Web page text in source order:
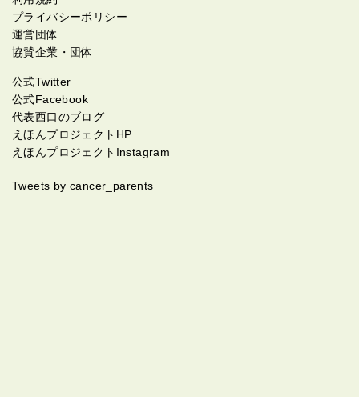
れゆえにその人の言葉は素直に心に感じ伝わるのかも
しれません。 家族や友人も本当にかけがえのない存在
ですが、この同じ立場の方々と共有できる環境もとて
ますが、その人の「体の病状」と「心の状態」は必ず
しもイコールではないという事もあらためて学びまし
た。 自身も含めコメントをみていても、病状が比較的
よくても不安で苦しまれている方や、その逆で病状が
悪くても前向きに明るく元気な方もおみえになりま
くどんな状況になっても前向きに明るくするように意
に最新の治療法やお金の事などの情報発信されている
方もたくさんおみえになり、本当に素晴らしい仕組み
だと感動しております。 私は「名前」と違い、皆さん
の姿勢を見させていただいたお蔭で、少しでもよいの
で私にも何かできる事がないかと具体的に考えてみる
大きなきっかけをいただきました。 まだよくわかりま
せんが、とりあえず情報発信をオープン(公開)にする
ことからはじめてみようと思います。応援いただいた
プライバシーポリシー
運営団体
協賛企業・団体
公式Twitter
公式Facebook
代表西口のブログ
えほんプロジェクトHP
えほんプロジェクトInstagram
Tweets by cancer_parents